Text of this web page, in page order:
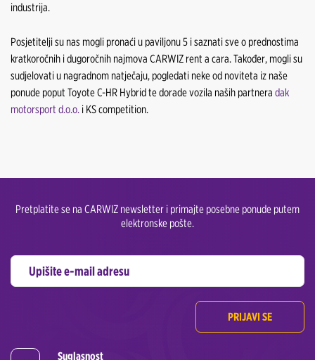
industrija.
Posjetitelji su nas mogli pronaći u paviljonu 5 i saznati sve o prednostima
kratkoročnih i dugoročnih najmova CARWIZ rent a cara. Također, mogli su
sudjelovati u nagradnom natječaju, pogledati neke od noviteta iz naše
ponude poput Toyote C-HR Hybrid te dorade vozila naših partnera dak
motorsport d.o.o. i KS competition.
Pretplatite se na CARWIZ newsletter i primajte posebne ponude putem
elektronske pošte.
PRIJAVI SE
Suglasnost